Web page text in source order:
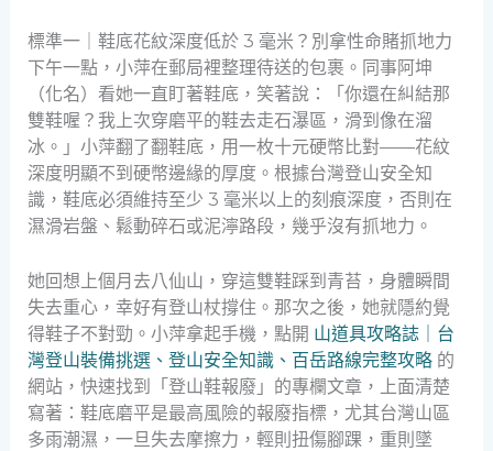
標準一｜鞋底花紋深度低於 3 毫米？別拿性命賭抓地力
下午一點，小萍在郵局裡整理待送的包裹。同事阿坤
（化名）看她一直盯著鞋底，笑著說：「你還在糾結那
雙鞋喔？我上次穿磨平的鞋去走石瀑區，滑到像在溜
冰。」小萍翻了翻鞋底，用一枚十元硬幣比對——花紋
深度明顯不到硬幣邊緣的厚度。根據台灣登山安全知
識，鞋底必須維持至少 3 毫米以上的刻痕深度，否則在
濕滑岩盤、鬆動碎石或泥濘路段，幾乎沒有抓地力。
她回想上個月去八仙山，穿這雙鞋踩到青苔，身體瞬間
失去重心，幸好有登山杖撐住。那次之後，她就隱約覺
得鞋子不對勁。小萍拿起手機，點開 山道具攻略誌｜台
灣登山裝備挑選、登山安全知識、百岳路線完整攻略的
網站，快速找到「登山鞋報廢」的專欄文章，上面清楚
寫著：鞋底磨平是最高風險的報廢指標，尤其台灣山區
多雨潮濕，一旦失去摩擦力，輕則扭傷腳踝，重則墜